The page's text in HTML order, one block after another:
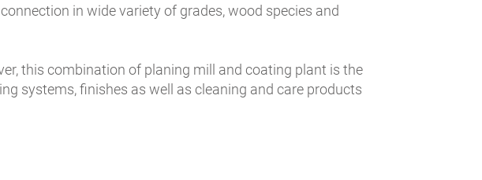
in wide variety of grades, wood species and
this combination of planing mill and coating plant is the
systems, finishes as well as cleaning and care products